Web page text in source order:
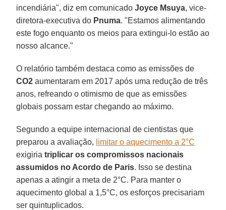
incendiária", diz em comunicadoJoyce Msuya, vice-
diretora-executiva do Pnuma. "Estamos alimentando
este fogo enquanto os meios para extingui-lo estão ao
nosso alcance."
O relatório também destaca como as emissões de
CO2 aumentaram em 2017 após uma redução de três
anos, refreando o otimismo de que as emissões
globais possam estar chegando ao máximo.
Segundo a equipe internacional de cientistas que
preparou a avaliação, limitar o aquecimento a 2°C
exigiria triplicar os compromissos nacionais
assumidos no Acordo de Paris. Isso se destina
apenas a atingir a meta de 2°C. Para manter o
aquecimento global a 1,5°C, os esforços precisariam
ser quintuplicados.